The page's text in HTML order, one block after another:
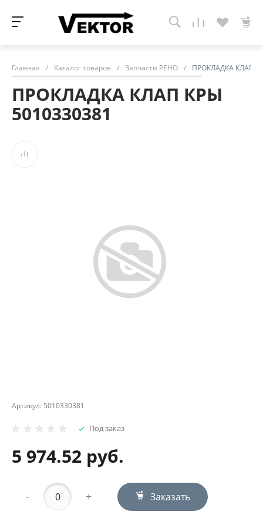
Главная / Каталог товаров / Запчасти РЕНО / ПРОКЛАДКА КЛАП
ПРОКЛАДКА КЛАП КРЫ
5010330381
Артикул: 5010330381
Под заказ
5 974.52 руб.
- + Заказать